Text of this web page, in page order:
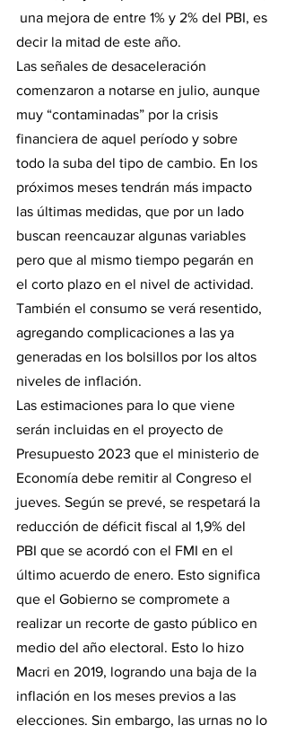
una mejora de entre 1% y 2% del PBI, es
decir la mitad de este año.
Las señales de desaceleración
comenzaron a notarse en julio, aunque
muy “contaminadas” por la crisis
financiera de aquel período y sobre
todo la suba del tipo de cambio. En los
próximos meses tendrán más impacto
las últimas medidas, que por un lado
buscan reencauzar algunas variables
pero que al mismo tiempo pegarán en
el corto plazo en el nivel de actividad.
También el consumo se verá resentido,
agregando complicaciones a las ya
generadas en los bolsillos por los altos
niveles de inflación.
Las estimaciones para lo que viene
serán incluidas en el proyecto de
Presupuesto 2023 que el ministerio de
Economía debe remitir al Congreso el
jueves. Según se prevé, se respetará la
reducción de déficit fiscal al 1,9% del
PBI que se acordó con el FMI en el
último acuerdo de enero. Esto significa
que el Gobierno se compromete a
realizar un recorte de gasto público en
medio del año electoral. Esto lo hizo
Macri en 2019, logrando una baja de la
inflación en los meses previos a las
elecciones. Sin embargo, las urnas no lo